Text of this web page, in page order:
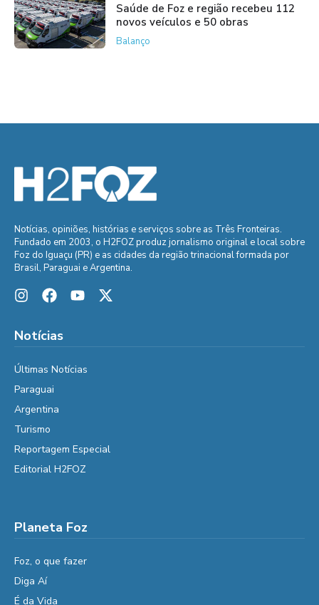
Saúde de Foz e região recebeu 112
novos veículos e 50 obras
Balanço
Notícias, opiniões, histórias e serviços sobre as Três Fronteiras.
Fundado em 2003, o H2FOZ produz jornalismo original e local sobre
Foz do Iguaçu (PR) e as cidades da região trinacional formada por
Brasil, Paraguai e Argentina.
Notícias
Últimas Notícias
Paraguai
Argentina
Turismo
Reportagem Especial
Editorial H2FOZ
Planeta Foz
Foz, o que fazer
Diga Aí
É da Vida